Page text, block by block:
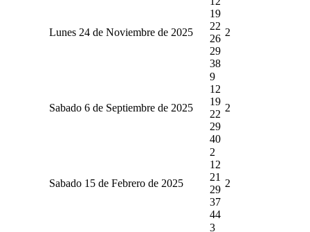
Lunes 24 de Noviembre de 2025
19
22
26
29
38
2
Sabado 6 de Septiembre de 2025
9
12
19
22
29
40
2
Sabado 15 de Febrero de 2025
2
12
21
29
37
44
2
3